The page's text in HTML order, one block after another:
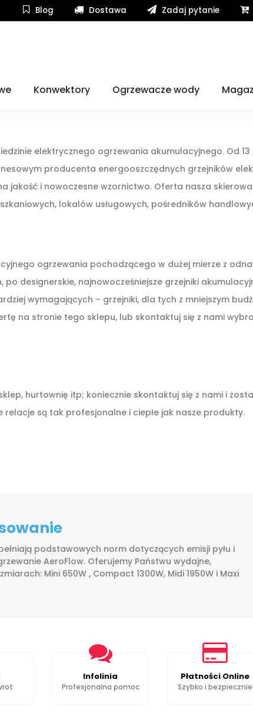
Blog Dostawa Zadaj pytanie
Konwektory Ogrzewacze wody
elektrycznego ogrzewania akumulacyjnego. Od
producenta energooszczędnych grzejników
jakość i nowoczesne wzornictwo. Oferta nasza
lokalów usługowych, pośredników
ogrzewania pochodzącego w dużej mierze z
designerskie, najnowocześniejsze grzejniki
wymagających – grzejniki, dla tych z mniejszym
na stronie tego sklepu, lub skontaktuj się z nami
hurtownię itp; koniecznie skontaktuj się z nami i
są tak profesjonalne i ciepłe jak nasze produkty.
podstawowych norm dotyczących emisji pyłu i
AeroFlow. Oferujemy Państwu wydajne,
Mini 650W , Compact 1300W, Midi 1950W i Maxi
Infolinia
Profesjonalna pomoc
Płatności Online
Szybko i bezpiecznie